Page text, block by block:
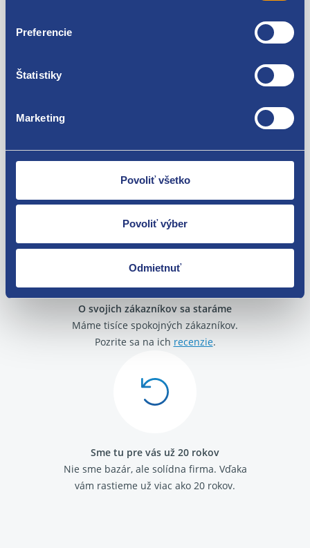
Preferencie
Štatistiky
Marketing
Povoliť všetko
Povoliť výber
Odmietnuť
Volkswagen FOX
Seat Cordoba II 2002 - 2009
Nie ste spokojní? Vyriešime to!
Tovar môžete vrátiť do 60 dní od
zakúpenia. Alebo vám pošleme náhradu.
O svojich zákazníkov sa staráme
Máme tisíce spokojných zákazníkov.
Pozrite sa na ich recenzie.
Sme tu pre vás už 20 rokov
Nie sme bazár, ale solídna firma. Vďaka
vám rastieme už viac ako 20 rokov.